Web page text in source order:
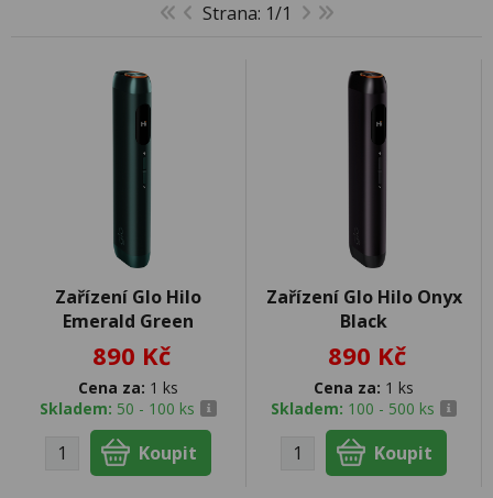
Strana: 1/1
Zařízení Glo Hilo
Emerald Green
890 Kč
Cena za: 1 ks
Skladem: 50 - 100 ks
Zařízení Glo Hilo Onyx
Black
890 Kč
Cena za: 1 ks
Skladem: 100 - 500 ks